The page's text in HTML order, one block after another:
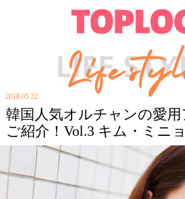
2018.05.22
韓国人気オルチャンの愛
ご紹介！Vol.3 キム・ミニ